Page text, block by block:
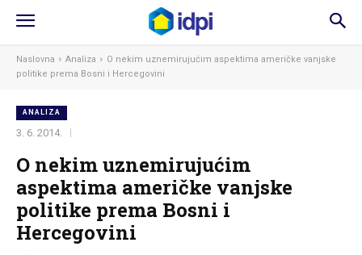
Naslovna Analiza
O nekim uznemirujućim aspektima američke vanjske
politike prema Bosni i Hercegovini
ANALIZA
3. 6. 2014.
O nekim uznemirujućim
aspektima američke vanjske
politike prema Bosni i
Hercegovini